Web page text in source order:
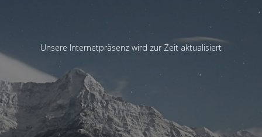
Unsere Internetpräsenz wird zur Zeit aktualisiert